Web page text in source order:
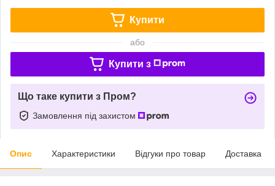
Купити
або
Купити з
Що таке купити з Пром?
Замовлення під захистом
Опис Характеристики Відгуки про товар Доставка